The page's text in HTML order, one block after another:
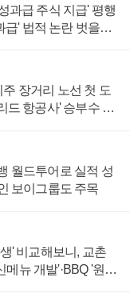
과급 주식 지급' 평행
급' 법적 논란 벗을지
장거리 노선 첫 도
드 항공사' 승부수 통
월드투어로 실적 성
보이그룹도 주목
' 비교해보니, 교촌
메뉴 개발'·BBQ '원가